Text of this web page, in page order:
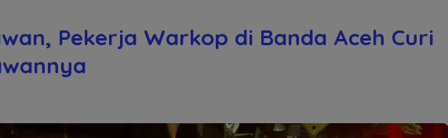
Pekerja Warkop di Banda Aceh Curi